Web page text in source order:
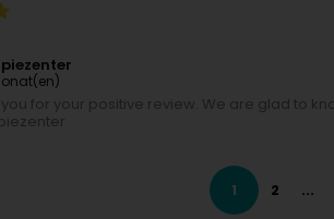
you for your positive review. We are glad to
1 2 ...